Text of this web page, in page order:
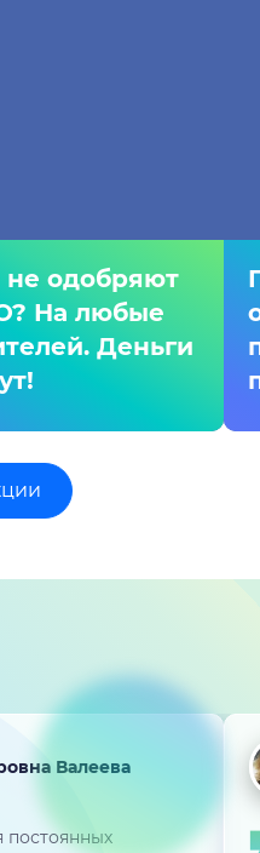
не одобряют
На любые
Деньги
Валеева
постоянных